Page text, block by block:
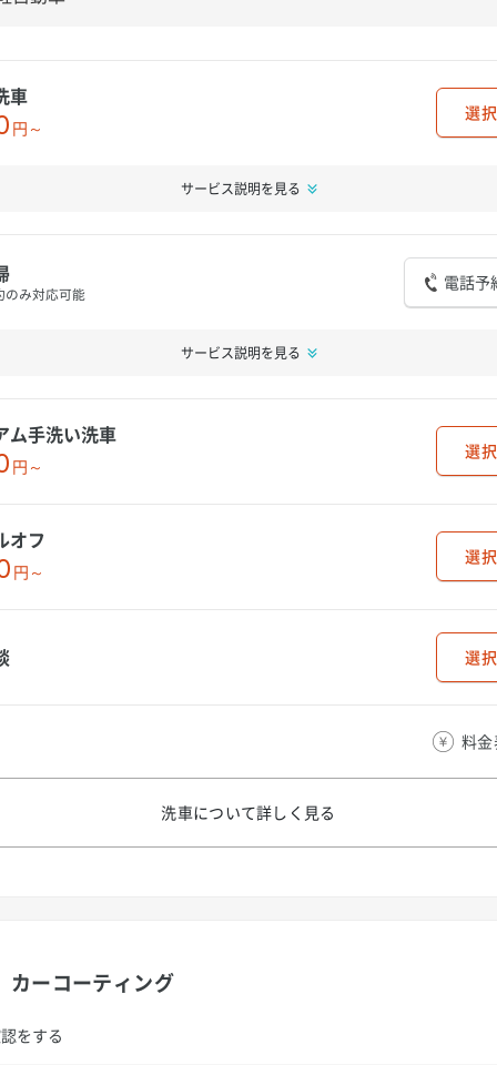
車
円～
選択
サービス説明を見る
み対応可能
電話予
サービス説明を見る
ム手洗い洗車
円～
選択
オフ
円～
選択
選択
料
洗車について詳しく見る
カーコーティング
をする